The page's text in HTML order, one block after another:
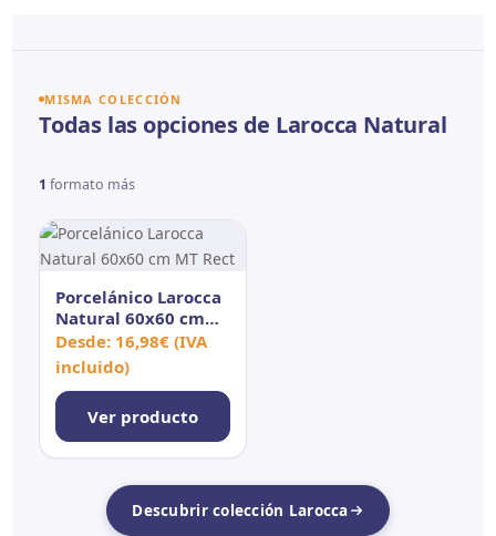
MISMA COLECCIÓN
Todas las opciones de Larocca Natural
1 formato más
Porcelánico Larocca
Natural 60x60 cm
MT Rect
Desde: 16,98€ (IVA
incluido)
Ver producto
Descubrir colección Larocca